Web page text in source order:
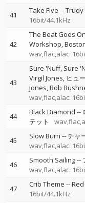
41 Take Five --Trudy
16bit/44.1kHz
42
The Beat Goes
Workshop,
wav,flac,alac:
43
Sure 'Nuff, Sure
Virgil Jones ヒュ
Jones Bob
wav,flac,alac:
44 Black Diamond --
テット
45 Slow Burn --チャ
wav,flac,alac:
46 Smooth Sailing--
wav,flac,alac:
47 Crib Theme --
16bit/44.1kHz